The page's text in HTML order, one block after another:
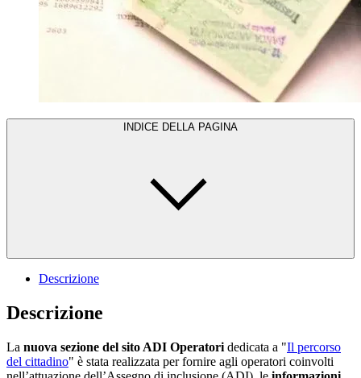
INDICE DELLA PAGINA
Descrizione
Descrizione
La nuova sezione del sito ADI Operatori dedicata a "Il percorso
del cittadino" è stata realizzata per fornire agli operatori coinvolti